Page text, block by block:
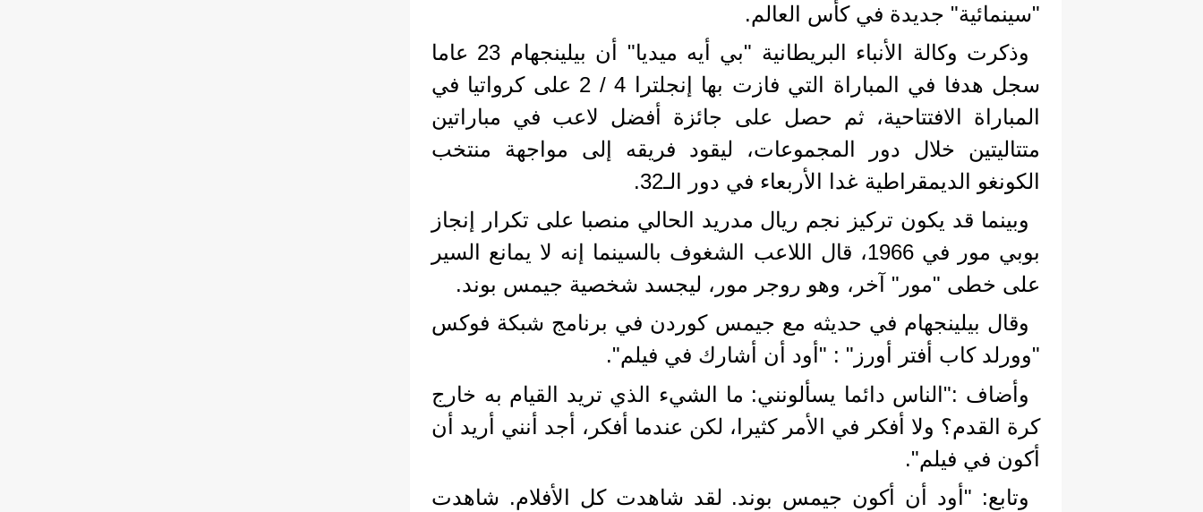
"سينمائية" جديدة في كأس العالم.
وذكرت وكالة الأنباء البريطانية "بي أيه ميديا" أن بيلينجهام 23 عاما
سجل هدفا في المباراة التي فازت بها إنجلترا 4 / 2 على كرواتيا في
المباراة الافتتاحية، ثم حصل على جائزة أفضل لاعب في مباراتين
متتاليتين خلال دور المجموعات، ليقود فريقه إلى مواجهة منتخب
الكونغو الديمقراطية غدا الأربعاء في دور الـ32.
وبينما قد يكون تركيز نجم ريال مدريد الحالي منصبا على تكرار إنجاز
بوبي مور في 1966، قال اللاعب الشغوف بالسينما إنه لا يمانع السير
على خطى "مور" آخر، وهو روجر مور، ليجسد شخصية جيمس بوند.
وقال بيلينجهام في حديثه مع جيمس كوردن في برنامج شبكة فوكس
"وورلد كاب أفتر أورز" : "أود أن أشارك في فيلم".
وأضاف :"الناس دائما يسألونني: ما الشيء الذي تريد القيام به خارج
كرة القدم؟ ولا أفكر في الأمر كثيرا، لكن عندما أفكر، أجد أنني أريد أن
أكون في فيلم".
وتابع: "أود أن أكون جيمس بوند. لقد شاهدت كل الأفلام. شاهدت